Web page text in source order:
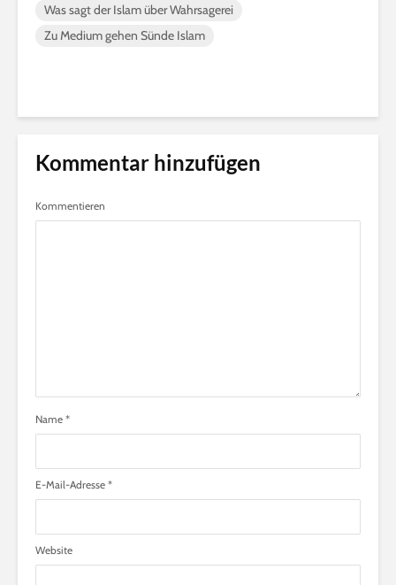
Was sagt der Islam über Wahrsagerei
Zu Medium gehen Sünde Islam
Kommentar hinzufügen
Kommentieren
Name *
E-Mail-Adresse *
Website